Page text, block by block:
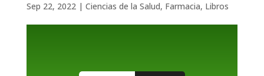
Sep 22, 2022| Ciencias de la Salud, Farmacia, Libros